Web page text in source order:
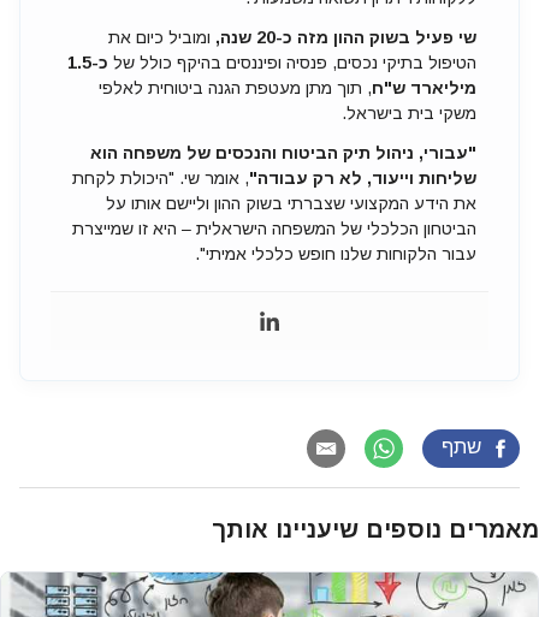
שי פעיל בשוק ההון מזה כ-20 שנה,
ומוביל כיום את
הטיפול בתיקי נכסים, פנסיה ופיננסים בהיקף כולל של
כ-1.5
מיליארד ש"ח, תוך מתן מעטפת הגנה ביטוחית לאלפי
משקי בית בישראל.
"עבורי, ניהול תיק הביטוח והנכסים של משפחה הוא
שליחות וייעוד, לא רק עבודה", אומר שי. "היכולת לקחת
את הידע המקצועי שצברתי בשוק ההון וליישם אותו על
הביטחון הכלכלי של המשפחה הישראלית – היא זו שמייצרת
עבור הלקוחות שלנו חופש כלכלי אמיתי".
שתף
מאמרים נוספים שיעניינו אותך